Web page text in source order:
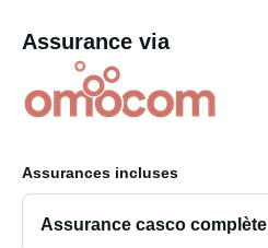
Assurance via
Assurances incluses
Assurance casco complète